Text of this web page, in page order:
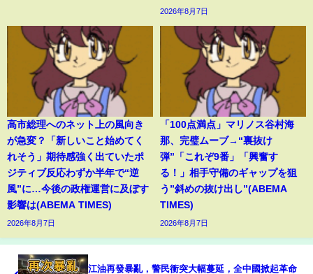
2026年8月7日
高市総理へのネット上の風向き
が急変？「新しいこと始めてく
れそう」期待感強く出ていたポ
ジティブ反応わずか半年で“逆
風”に…今後の政権運営に及ぼす
影響は(ABEMA TIMES)
2026年8月7日
「100点満点」マリノス谷村海
那、完璧ムーブ→“裏抜け
弾”「これぞ9番」「興奮す
る！」相手守備のギャップを狙
う”斜めの抜け出し”(ABEMA
TIMES)
2026年8月7日
江油再發暴亂，警民衝突大幅蔓延，全中國掀起革命